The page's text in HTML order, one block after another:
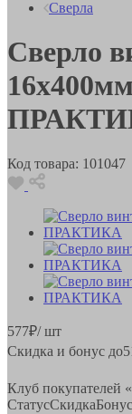
Сверла
Сверло
Код товара: 101047
577₽/ шт
Скидка и бонус до
Клуб покупателей
СтатусСкидкаБонус